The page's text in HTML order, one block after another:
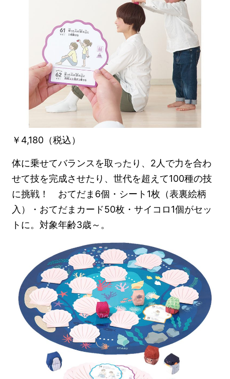
￥4,180（税込）
体に乗せてバランスを取ったり、2人で力を合わ
せて技を完成させたり、世代を超えて100種の技
に挑戦！ おてだま6個・シート1枚（表裏絵柄
入）・おてだまカード50枚・サイコロ1個がセッ
トに。対象年齢3歳～。